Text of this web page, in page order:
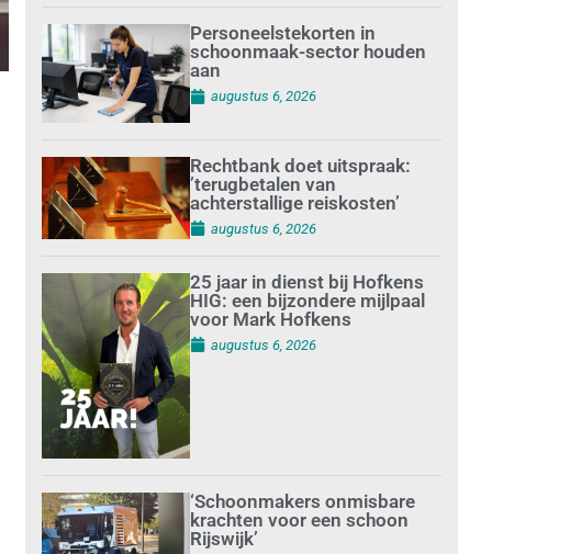
Personeelstekorten in
schoonmaak-sector houden
aan
augustus 6, 2026
Rechtbank doet uitspraak:
’terugbetalen van
achterstallige reiskosten’
augustus 6, 2026
25 jaar in dienst bij Hofkens
HIG: een bijzondere mijlpaal
voor Mark Hofkens
augustus 6, 2026
‘Schoonmakers onmisbare
krachten voor een schoon
Rijswijk’